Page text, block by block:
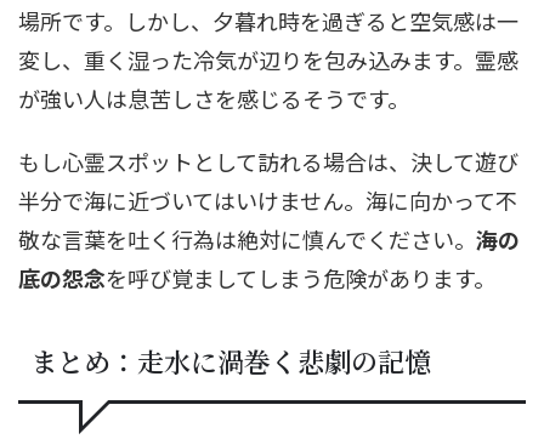
場所です。しかし、夕暮れ時を過ぎると空気感は一
変し、重く湿った冷気が辺りを包み込みます。霊感
が強い人は息苦しさを感じるそうです。
もし心霊スポットとして訪れる場合は、決して遊び
半分で海に近づいてはいけません。海に向かって不
敬な言葉を吐く行為は絶対に慎んでください。 海の
底の怨念を呼び覚ましてしまう危険があります。
まとめ：走水に渦巻く悲劇の記憶